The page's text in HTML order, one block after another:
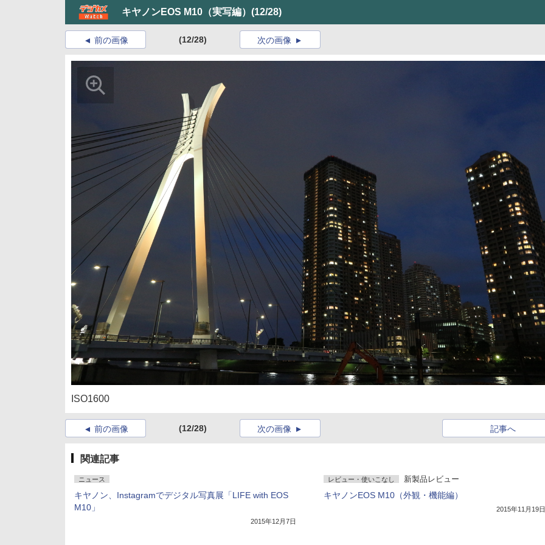
キヤノンEOS M10（実写編） (12/28)
前の画像 (12/28) 次の画像
ISO1600
前の画像 (12/28) 記事へ
次の画像
関連記事
ニュース
キヤノン、Instagramでデジタル写真展「LIFE with EOS
M10」
2015年12月7日
レビュー・使いこなし 新製品レビュー
キヤノンEOS M10（外観・機能編）
2015年11月19日